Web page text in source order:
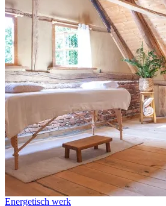
Energetisch werk